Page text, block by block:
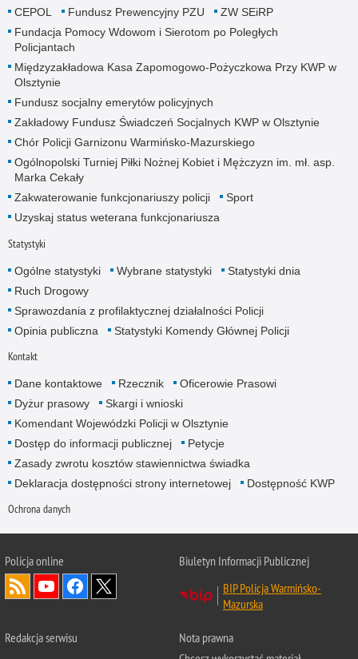
CEPOL
Fundusz Prewencyjny PZU
ZW SEiRP
Fundacja Pomocy Wdowom i Sierotom po Poległych
Policjantach
Międzyzakładowa Kasa Zapomogowo-Pożyczkowa Przy KWP w
Olsztynie
Fundusz socjalny emerytów policyjnych
Zakładowy Fundusz Świadczeń Socjalnych KWP w Olsztynie
Chór Policji Garnizonu Warmińsko-Mazurskiego
Ogólnopolski Turniej Piłki Nożnej Kobiet i Mężczyzn im. mł. asp.
Marka Cekały
Zakwaterowanie funkcjonariuszy policji
Sport
Uzyskaj status weterana funkcjonariusza
Statystyki
Ogólne statystyki Wybrane statystyki
Statystyki dnia
Ruch Drogowy
Sprawozdania z profilaktycznej działalności Policji
Opinia publiczna
Statystyki Komendy Głównej Policji
Kontakt
Dane kontaktowe Rzecznik
Oficerowie Prasowi
Dyżur prasowy
Skargi i wnioski
Komendant Wojewódzki Policji w Olsztynie
Dostęp do informacji publicznej
Petycje
Zasady zwrotu kosztów stawiennictwa świadka
Deklaracja dostępności strony internetowej
Dostępność KWP
Ochrona danych
Policja online
Biuletyn Informacji Publicznej
BIP Policja Warmińsko-
Mazurska
Redakcja serwisu
Nota prawna